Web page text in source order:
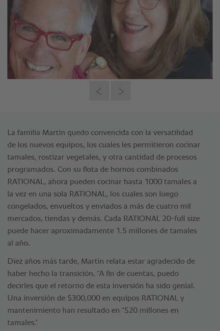
La familia Martin quedo convencida con la versatilidad
de los nuevos equipos, los cuales les permitieron cocinar
tamales, rostizar vegetales, y otra cantidad de procesos
programados. Con su flota de hornos combinados
RATIONAL, ahora pueden cocinar hasta 1000 tamales a
la vez en una sola RATIONAL, los cuales son luego
congelados, envueltos y enviados a más de cuatro mil
mercados, tiendas y demás. Cada RATIONAL 20-full size
puede hacer aproximadamente 1.5 millones de tamales
al año.
Diez años más tarde, Martin relata estar agradecido de
haber hecho la transición. “A fin de cuentas, puedo
decirles que el retorno de esta inversión ha sido genial.
Una inversión de $300,000 en equipos RATIONAL y
mantenimiento han resultado en “$20 millones en
tamales.”